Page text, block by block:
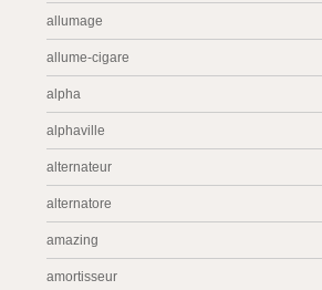
allumage
allume-cigare
alpha
alphaville
alternateur
alternatore
amazing
amortisseur